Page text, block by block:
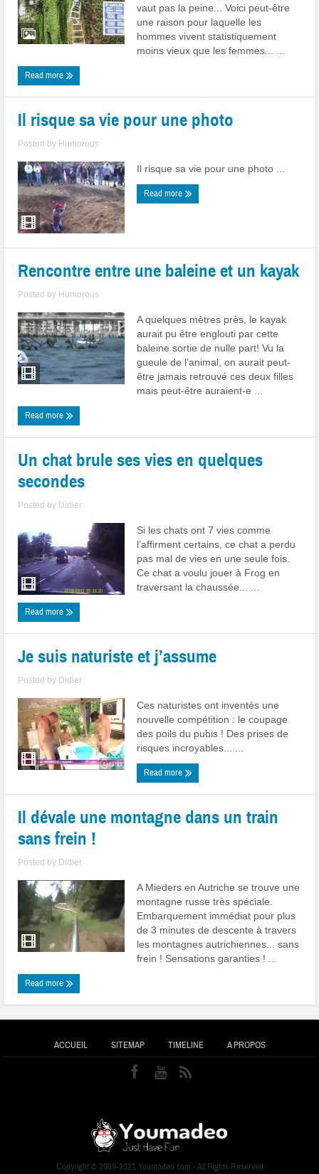
vaut pas la peine... Voici peut-être
une raison pour laquelle les
hommes vivent statistiquement
moins vieux que les femmes... ...
Read more
Il risque sa vie pour une photo
Posted by Humorous
Il risque sa vie pour une photo ...
Read more
Rencontre entre une baleine et un kayak
Posted by Humorous
A quelques mètres près, le kayak
aurait pu être englouti par cette
baleine sortie de nulle part! Vu la
gueule de l’animal, on aurait peut-
être jamais retrouvé ces deux filles
mais peut-être auraient-e ...
Read more
Un chat brule ses vies en quelques
secondes
Posted by Didier
Si les chats ont 7 vies comme
l’affirment certains, ce chat a perdu
pas mal de vies en une seule fois.
Ce chat a voulu jouer à Frog en
traversant la chaussée... ...
Read more
Je suis naturiste et j’assume
Posted by Didier
Ces naturistes ont inventés une
nouvelle compétition : le coupage
des poils du pubis ! Des prises de
risques incroyables... ...
Read more
Il dévale une montagne dans un train
sans frein !
Posted by Didier
A Mieders en Autriche se trouve une
montagne russe très spéciale.
Embarquement immédiat pour plus
de 3 minutes de descente à travers
les montagnes autrichiennes... sans
frein ! Sensations garanties ! ...
Read more
ACCUEIL SITEMAP TIMELINE A PROPOS
Copyright © 2009-2021 Youmadeo.com - All Rights Reserved